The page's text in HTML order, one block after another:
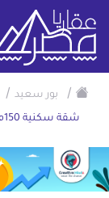
/ بور سعيد /
شقة سكنية 150م للبيع كاش بالشرق بور سعيد